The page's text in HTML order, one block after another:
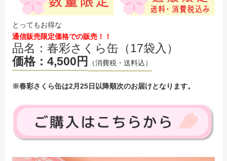
とってもお得な
通信販売限定価格での販売！！
品名：春彩さくら缶（17袋入）
価格：4,500円
（消費税・送料込）
※春彩さくら缶は2月25日以降順次のお届けとなります。